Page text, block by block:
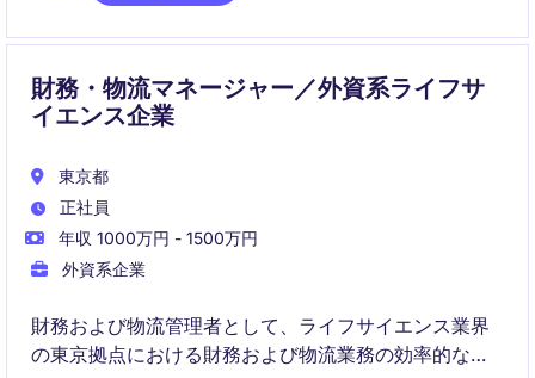
財務・物流マネージャー／外資系ライフサ
イエンス企業
東京都
正社員
年収 1000万円 - 1500万円
外資系企業
財務および物流管理者として、ライフサイエンス業界
の東京拠点における財務および物流業務の効率的な運